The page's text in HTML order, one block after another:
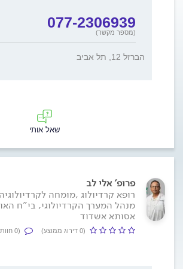
077-2306939
(מספר מקשר)
הברזל 12, תל אביב
שאל אותי
פרופ' אלי לב
רופא קרדיולוג ,מומחה לקרדיולוגיה
מנהל המערך הקרדיולוגי, בי"ח
אסותא אשדוד
(0 דירוג ממוצע) (0 חוות דעת)